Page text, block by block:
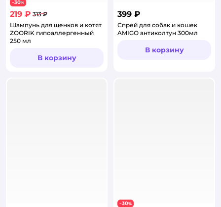
−30%
219 ₽ 313 ₽
Шампунь для щенков и котят
ZOORIK гипоаллергенный
250 мл
В корзину
399 ₽
Спрей для собак и кошек
AMIGO антиколтун 300мл
В корзину
−30%